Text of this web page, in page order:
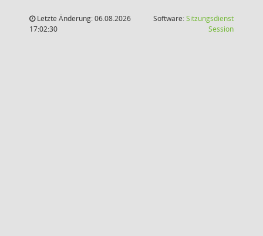
Letzte Änderung: 06.08.2026
17:02:30
Software:Sitzungsdienst
Session(Wird in